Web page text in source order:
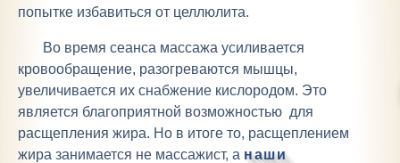
попытке избавиться от целлюлита.
Во время сеанса массажа усиливается
кровообращение, разогреваются мышцы,
увеличивается их снабжение кислородом. Это
является благоприятной возможностью для
расщепления жира. Но в итоге то, расщеплением
жира занимается не массажист, а наши